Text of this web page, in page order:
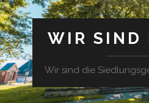
WIR SIND
Wir sind die